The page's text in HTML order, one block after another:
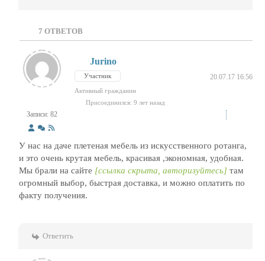
7 ОТВЕТОВ
Записи: 82
Jurino
Участник 20.07.17 16:56
Активный гражданин
Присоединился: 9 лет назад
У нас на даче плетеная мебель из искусственного ротанга,
и это очень крутая мебель, красивая ,экономная, удобная.
Мы брали на сайте [ссылка скрыта, авторизуйтесь] там
огромный выбор, быстрая доставка, и можно оплатить по
факту получения.
Ответить